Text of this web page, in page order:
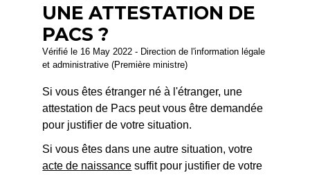
UNE ATTESTATION DE
PACS ?
Vérifié le 16 May 2022 - Direction de l'information légale
et administrative (Première ministre)
Si vous êtes étranger né à l'étranger, une
attestation de Pacs peut vous être demandée
pour justifier de votre situation.
Si vous êtes dans une autre situation, votre
acte de naissance suffit pour justifier de votre